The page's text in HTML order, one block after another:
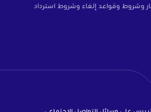
وشروط وقواعد إلغاء وشروط استرداد